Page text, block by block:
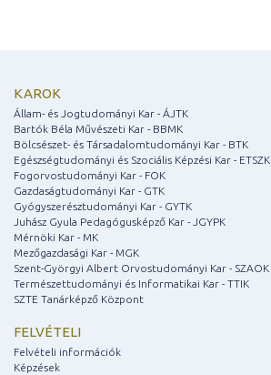
KAROK
Állam- és Jogtudományi Kar - ÁJTK
Bartók Béla Művészeti Kar - BBMK
Bölcsészet- és Társadalomtudományi Kar - BTK
Egészségtudományi és Szociális Képzési Kar - ETSZK
Fogorvostudományi Kar - FOK
Gazdaságtudományi Kar - GTK
Gyógyszerésztudományi Kar - GYTK
Juhász Gyula Pedagógusképző Kar - JGYPK
Mérnöki Kar - MK
Mezőgazdasági Kar - MGK
Szent-Györgyi Albert Orvostudományi Kar - SZAOK
Természettudományi és Informatikai Kar - TTIK
SZTE Tanárképző Központ
FELVÉTELI
Felvételi információk
Képzések